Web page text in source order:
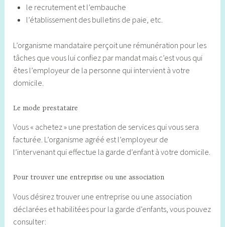
le recrutement et l’embauche
l’établissement des bulletins de paie, etc.
L’organisme mandataire perçoit une rémunération pour les
tâches que vous lui confiez par mandat mais c’est vous qui
êtes l’employeur de la personne qui intervient à votre
domicile.
Le mode prestataire
Vous « achetez » une prestation de services qui vous sera
facturée. L’organisme agréé est l’employeur de
l’intervenant qui effectue la garde d’enfant à votre domicile.
Pour trouver une entreprise ou une association
Vous désirez trouver une entreprise ou une association
déclarées et habilitées pour la garde d’enfants, vous pouvez
consulter: